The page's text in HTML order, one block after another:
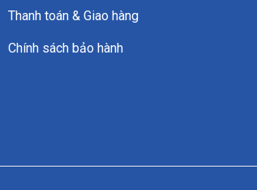
Thanh toán & Giao hàng
Chính sách bảo hành